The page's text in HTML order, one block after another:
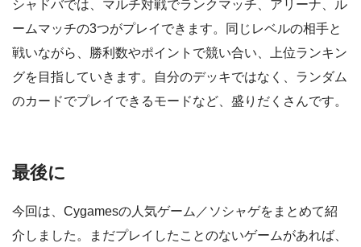
シャドバでは、マルチ対戦でランクマッチ、アリーナ、ル
ームマッチの3つがプレイできます。同じレベルの相手と
戦いながら、勝利数やポイントで競い合い、上位ランキン
グを目指していきます。自分のデッキではなく、ランダム
のカードでプレイできるモードなど、盛りだくさんです。
最後に
今回は、Cygamesの人気ゲーム／ソシャゲをまとめて紹
介しました。まだプレイしたことのないゲームがあれば、